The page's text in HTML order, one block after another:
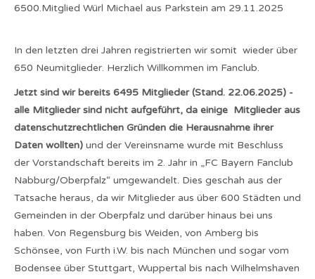
6500.Mitglied Würl Michael aus Parkstein am 29.11.2025
In den letzten drei Jahren registrierten wir somit wieder über
650 Neumitglieder. Herzlich Willkommen im Fanclub.
Jetzt sind wir bereits 6495 Mitglieder (Stand. 22.06.2025) -
alle Mitglieder sind nicht aufgeführt, da einige Mitglieder aus
datenschutzrechtlichen Gründen die Herausnahme ihrer
Daten wollten) und der Vereinsname wurde mit Beschluss
der Vorstandschaft bereits im 2. Jahr in „FC Bayern Fanclub
Nabburg/Oberpfalz“ umgewandelt. Dies geschah aus der
Tatsache heraus, da wir Mitglieder aus über 600 Städten und
Gemeinden in der Oberpfalz und darüber hinaus bei uns
haben. Von Regensburg bis Weiden, von Amberg bis
Schönsee, von Furth i.W. bis nach München und sogar vom
Bodensee über Stuttgart, Wuppertal bis nach Wilhelmshaven